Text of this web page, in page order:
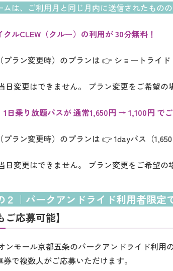
は、ご利用月と同じ月内に送信されたものの
ルCLEW（クルー）の利用が 30分無料！
ラン変更時）のプランは 👉 ショートライド
変更はできません。 プラン変更をご希望の
日乗り放題パスが 通常1,650円 → 1,100円 で
ラン変更時）のプランは 👉 1dayパス（
変更はできません。 プラン変更をご希望の
２｜パークアンドライド利用者限定
ご応募可能】
ンモール京都五条のパークアンドライド利用
で複数人がご応募いただけます。